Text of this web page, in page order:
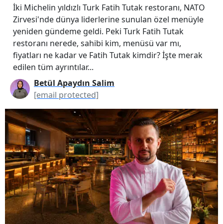
İki Michelin yıldızlı Turk Fatih Tutak restoranı, NATO
Zirvesi'nde dünya liderlerine sunulan özel menüyle
yeniden gündeme geldi. Peki Turk Fatih Tutak
restoranı nerede, sahibi kim, menüsü var mı,
fiyatları ne kadar ve Fatih Tutak kimdir? İşte merak
edilen tüm ayrıntılar...
Betül Apaydın Salim
[email protected]